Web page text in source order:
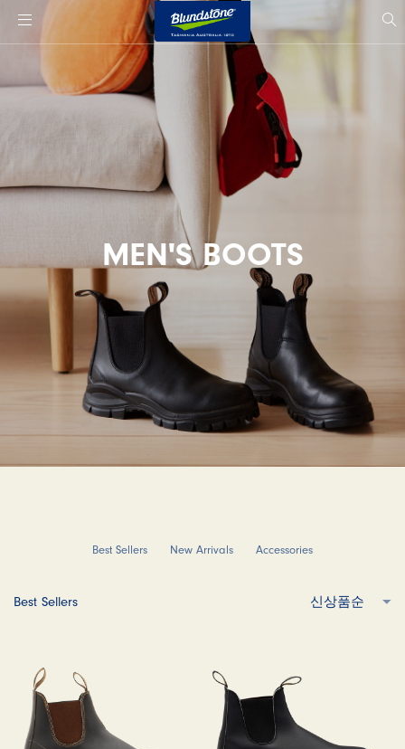
이
트
로
고
MEN'S BOOTS
Best Sellers New Arrivals Accessories
Best Sellers